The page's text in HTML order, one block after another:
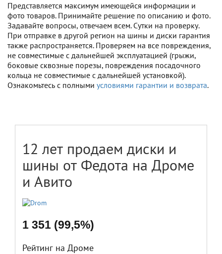
Представляется максимум имеющейся информации и
фото товаров. Принимайте решение по описанию и фото.
Задавайте вопросы, отвечаем всем. Сутки на проверку.
При отправке в другой регион на шины и диски гарантия
также распространяется. Проверяем на все повреждения,
не совместимые с дальнейшей эксплуатацией (грыжи,
боковые сквозные порезы, повреждения посадочного
кольца не совместимые с дальнейшей установкой).
Ознакомьтесь с полными условиями гарантии и возврата.
12 лет продаем диски и
шины от Федота на Дроме
и Авито
1 351 (99,5%)
Рейтинг на Дроме